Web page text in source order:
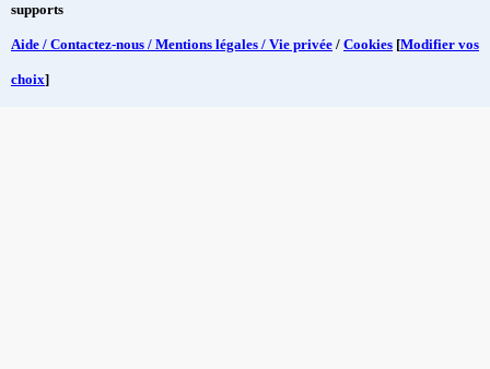
supports
Aide / Contactez-nous / Mentions légales / Vie privée / Cookies [Modifier vos
choix]